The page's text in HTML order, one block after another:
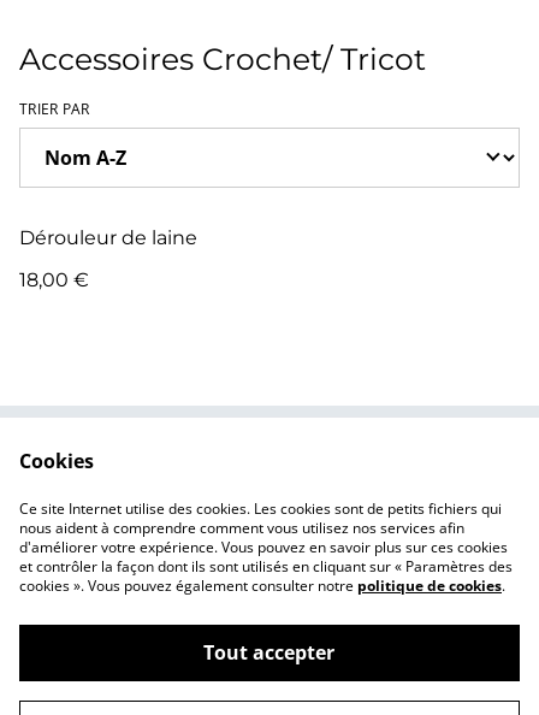
Accessoires Crochet/ Tricot
TRIER PAR
Dérouleur de laine
18,00 €
Politique de
confidentialité
Politique de cookies
©2026Macerti
Cookies
Ce site Internet utilise des cookies. Les cookies sont de petits fichiers qui
nous aident à comprendre comment vous utilisez nos services afin
d'améliorer votre expérience. Vous pouvez en savoir plus sur ces cookies
et contrôler la façon dont ils sont utilisés en cliquant sur « Paramètres des
cookies ». Vous pouvez également consulter notre politique de cookies.
Tout accepter